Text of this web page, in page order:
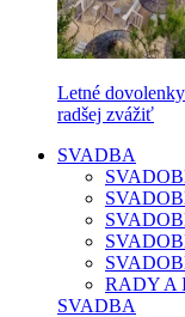
Letné
radšej zvážiť
SVADBA
RADY A
SVADBA